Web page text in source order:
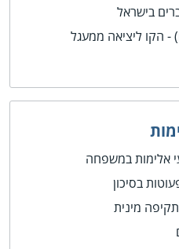
בישראל
- הקו ליציאה ממעגל
אלימות במשפחה
בסיכון
מינית